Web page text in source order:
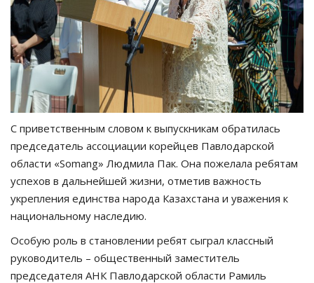
С приветственным словом к выпускникам обратилась
председатель ассоциации корейцев Павлодарской
области «Somang» Людмила Пак. Она пожелала ребятам
успехов в дальнейшей жизни, отметив важность
укрепления единства народа Казахстана и уважения к
национальному наследию.
Особую роль в становлении ребят сыграл классный
руководитель – общественный заместитель
председателя АНК Павлодарской области Рамиль